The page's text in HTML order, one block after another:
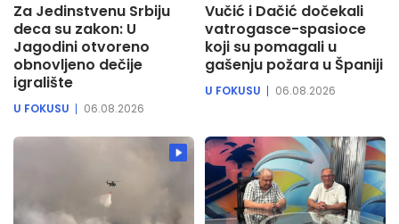
Za Jedinstvenu Srbiju
deca su zakon: U
Jagodini otvoreno
obnovljeno dečije
igralište
U FOKUSU 06.08.2026
Vučić i Dačić dočekali
vatrogasce-spasioce
koji su pomagali u
gašenju požara u Španiji
U FOKUSU 06.08.2026